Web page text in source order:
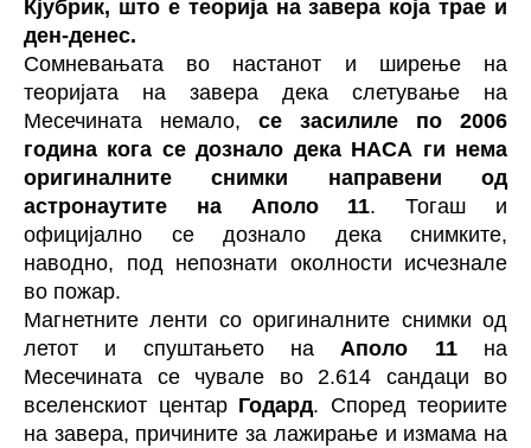
Кјубрик, што е теорија на завера која трае и
ден-денес.
Сомневањата во настанот и ширење на
теоријата на завера дека слетување на
Месечината немало, се засилиле по 2006
година кога се дознало дека НАСА ги нема
оригиналните снимки направени од
астронаутите на Аполо 11. Тогаш и
официјално се дознало дека снимките,
наводно, под непознати околности исчезнале
во пожар.
Магнетните ленти со оригиналните снимки од
летот и спуштањето наАполо 11на
Месечината се чувале во 2.614 сандаци во
вселенскиот центар Годард. Според теориите
на завера, причините за лажирање и измама на